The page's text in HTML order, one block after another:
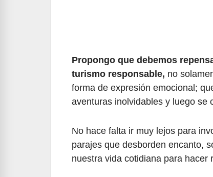
Propongo que debemos
turismo responsable, no
forma de expresión emocional;
aventuras inolvidables y luego se
No hace falta ir muy lejos para
parajes que desborden encanto,
nuestra vida cotidiana para hacer